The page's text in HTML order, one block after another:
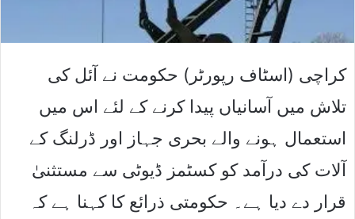
کراچی (اسٹاف رپورٹر) حکومت نے آئل کی
تلاش میں آسانیاں پیدا کرنے کے لئے اس میں
استعمال ہونے والے بحری جہاز اور ڈرلنگ کے
آلات کی درآمد کو کسٹمز ڈیوٹی سے مستثنیٰ
قرار دے دیا ہے۔ حکومتی ذرائع کا کہنا ہے کہ